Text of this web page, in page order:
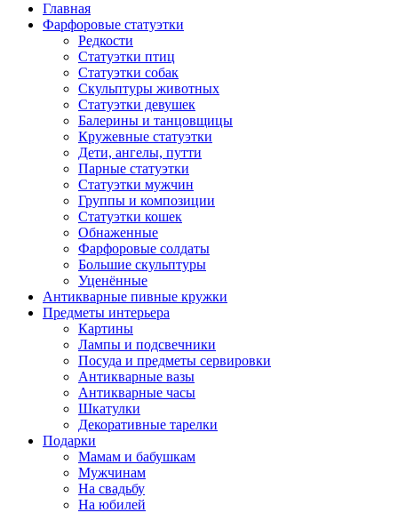
Главная
Фарфоровые статуэтки
Редкости
Cтатуэтки птиц
Cтатуэтки собак
Скульптуры животных
Статуэтки девушек
Балерины и танцовщицы
Кружевные статуэтки
Дети, ангелы, путти
Парные статуэтки
Статуэтки мужчин
Группы и композиции
Статуэтки кошек
Обнаженные
Фарфоровые солдаты
Большие скульптуры
Уценённые
Антикварные пивные кружки
Предметы интерьера
Картины
Лампы и подсвечники
Посуда и предметы сервировки
Антикварные вазы
Антикварные часы
Шкатулки
Декоративные тарелки
Подарки
Мамам и бабушкам
Мужчинам
На свадьбу
На юбилей